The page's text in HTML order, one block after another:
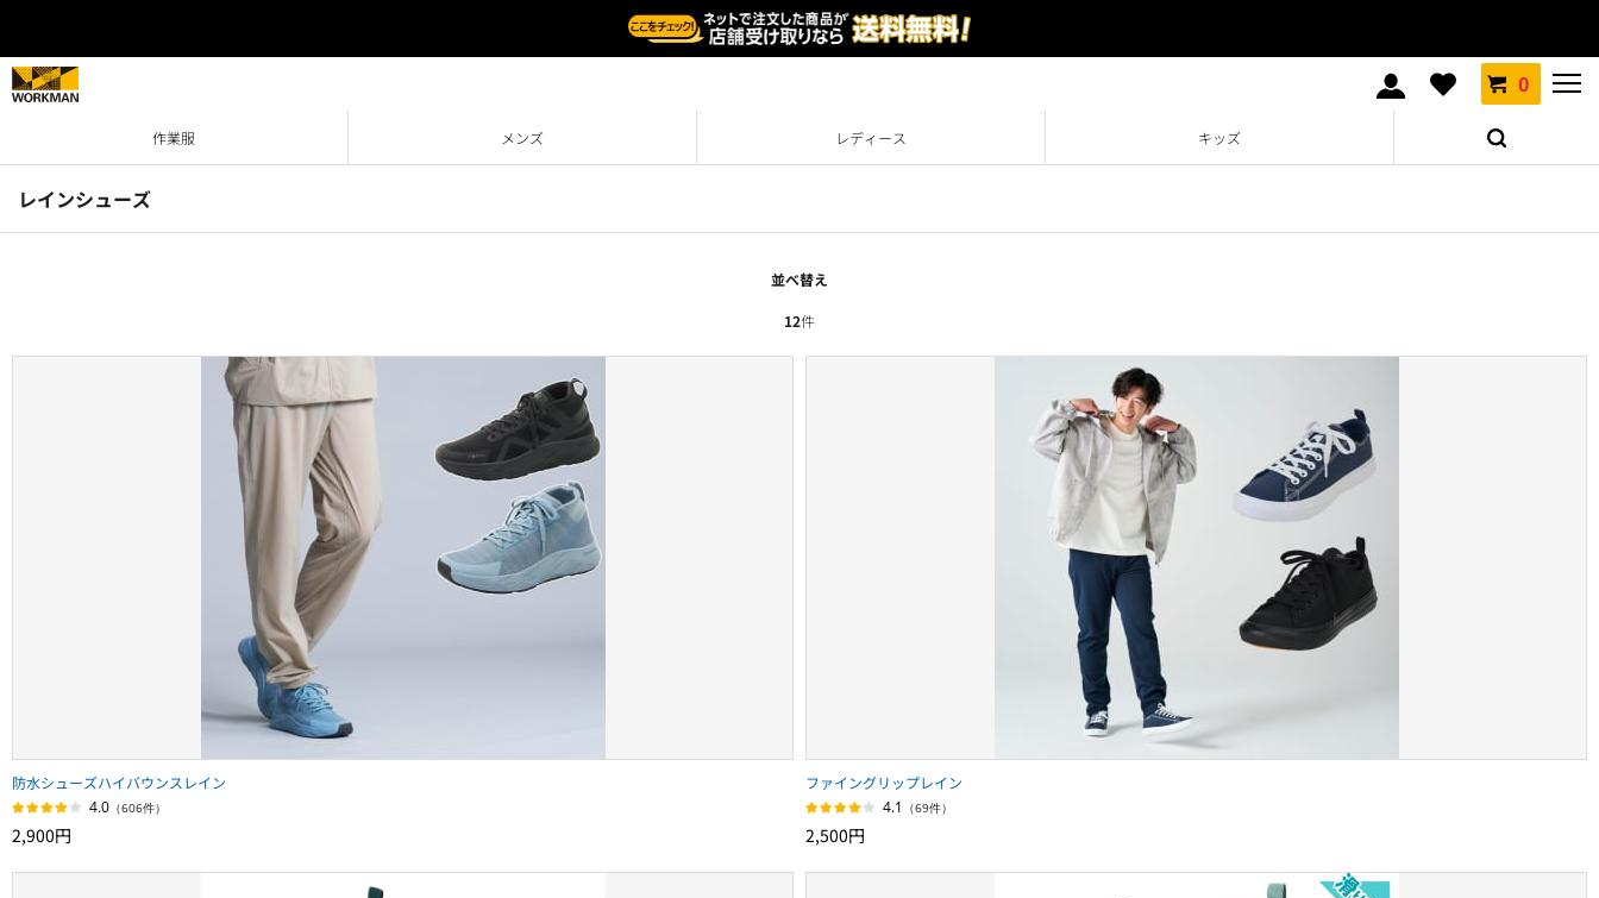
0
作業服 メンズ レディース キッズ
レインシューズ
並べ替え
12件
防水シューズハイバウンスレイン
4.0 （606件）
2,900円
ファイングリップレイン
4.1 （69件）
2,500円